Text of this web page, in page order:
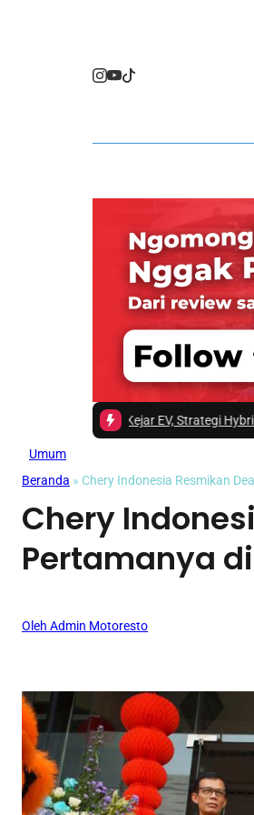
Kejar EV, Strategi Hybrid Jadi Kunci
Umum
Beranda » Chery Indonesia Resmikan
Chery
Pertamanya
Oleh Admin Motoresto